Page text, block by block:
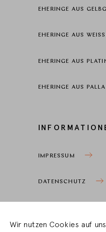
EHERINGE AUS
EHERINGE AUS
EHERINGE AUS
EHERINGE AUS
IMPRESSUM
DATENSCHUTZ
Wir nutzen Cookies auf